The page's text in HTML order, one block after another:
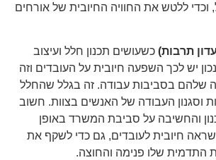
וכדי ללטש את החוויה החיובית של אורחים
תרבות) כשעושים תכנון חלל ועיצוב
יש לכך השפעה חיובית על העובדים וזה
שלהם בסביבות עבודה. זה בגלל שהחלל
וסגנון העבודה של האנשים בצוות. חשוב
והחשיבה על סביבת המשרד באופן
חיובית לעובדים, גם כדי לשקף את
התדמית שלו פנימה והחוצה.